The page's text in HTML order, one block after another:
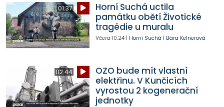
01:37
Horní Suchá uctila
památku obětí Životické
tragédie u muralu
Včera 10:24| Horní Suchá | Bára Kelnerová
02:44
OZO bude mít vlastní
elektřinu. V Kunčicích
vyrostou 2 kogenerační
jednotky